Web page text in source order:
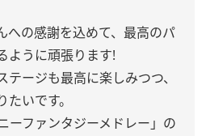
への感謝を込めて、最高のパ
ように頑張ります!
ージも最高に楽しみつつ、
いです。
ーファンタジーメドレー」の